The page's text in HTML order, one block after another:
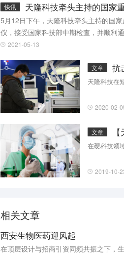
快讯 天隆科技牵头主持的国家
5月12日下午，天隆科技牵头主持的国
仪，接受国家科技部中期检查，并顺利
2021-05-13
文章 抗
天隆科技在
2020-02-
文章
在硬科技领
2019-10-
相关文章
西安生物医药迎风起
在顶层设计与招商引资同频共振之下，